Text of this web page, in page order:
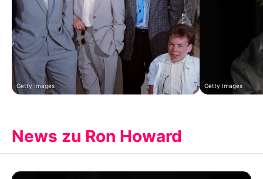
Getty Images Getty Images
News zu Ron Howard